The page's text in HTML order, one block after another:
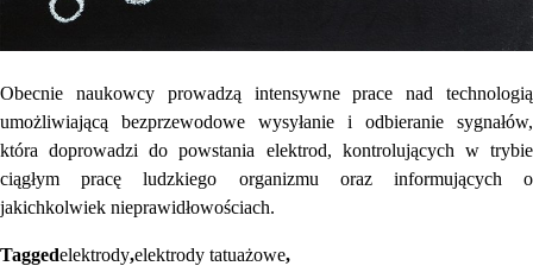
Obecnie naukowcy prowadzą intensywne prace nad technologią
umożliwiającą bezprzewodowe wysyłanie i odbieranie sygnałów,
która doprowadzi do powstania elektrod, kontrolujących w trybie
ciągłym pracę ludzkiego organizmu oraz informujących o
jakichkolwiek nieprawidłowościach.
Taggedelektrody,elektrody tatuażowe,